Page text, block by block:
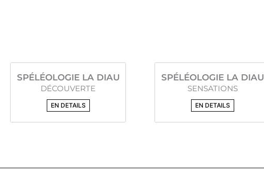
SPÉLÉOLOGIE LA DIAU
DÉCOUVERTE
EN DETAILS
SPÉLÉOLOGIE LA DIAU
SENSATIONS
EN DETAILS